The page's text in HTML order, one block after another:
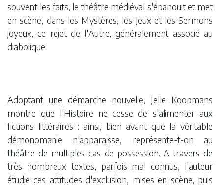
souvent les faits, le théâtre médiéval s'épanouit et met
en scène, dans les Mystères, les Jeux et les Sermons
joyeux, ce rejet de l'Autre, généralement associé au
diabolique.
Adoptant une démarche nouvelle, Jelle Koopmans
montre que l'Histoire ne cesse de s'alimenter aux
fictions littéraires : ainsi, bien avant que la véritable
démonomanie n'apparaisse, représente-t-on au
théâtre de multiples cas de possession. A travers de
très nombreux textes, parfois mal connus, l'auteur
étudie ces attitudes d'exclusion, mises en scène, puis